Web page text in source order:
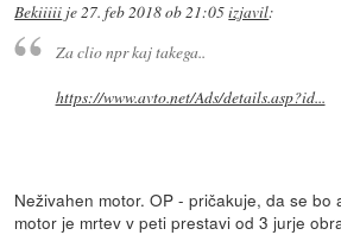
Bekiiiii je27. feb 2018 ob 21:05izjavil:
Za clio npr kaj takega..
https://www.avto.net/Ads/details.asp?id...
Neživahen motor. OP - pričakuje, da se bo
motor je mrtev v peti prestavi od 3 jurje